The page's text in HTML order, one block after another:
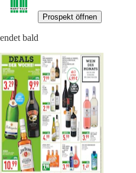
Prospekt öffnen
endet bald